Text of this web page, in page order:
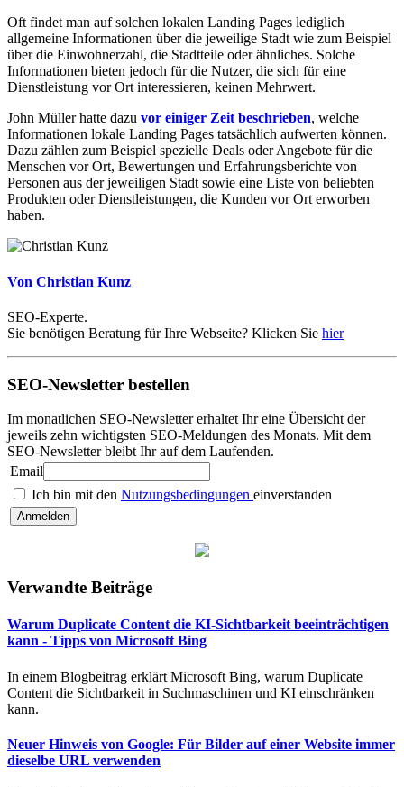
Oft findet man auf solchen lokalen Landing Pages lediglich
allgemeine Informationen über die jeweilige Stadt wie zum Beispiel
über die Einwohnerzahl, die Stadtteile oder ähnliches. Solche
Informationen bieten jedoch für die Nutzer, die sich für eine
Dienstleistung vor Ort interessieren, keinen Mehrwert.
John Müller hatte dazu vor einiger Zeit beschrieben, welche
Informationen lokale Landing Pages tatsächlich aufwerten können.
Dazu zählen zum Beispiel spezielle Deals oder Angebote für die
Menschen vor Ort, Bewertungen und Erfahrungsberichte von
Personen aus der jeweiligen Stadt sowie eine Liste von beliebten
Produkten oder Dienstleistungen, die Kunden vor Ort erworben
haben.
Von Christian Kunz
SEO-Experte.
Sie benötigen Beratung für Ihre Webseite? Klicken Sie hier
SEO-Newsletter bestellen
Im monatlichen SEO-Newsletter erhaltet Ihr eine Übersicht der
jeweils zehn wichtigsten SEO-Meldungen des Monats. Mit dem
SEO-Newsletter bleibt Ihr auf dem Laufenden.
Email
Ich bin mit den Nutzungsbedingungen einverstanden
Verwandte Beiträge
Warum Duplicate Content die KI-Sichtbarkeit beeinträchtigen
kann - Tipps von Microsoft Bing
In einem Blogbeitrag erklärt Microsoft Bing, warum Duplicate
Content die Sichtbarkeit in Suchmaschinen und KI einschränken
kann.
Neuer Hinweis von Google: Für Bilder auf einer Website immer
dieselbe URL verwenden